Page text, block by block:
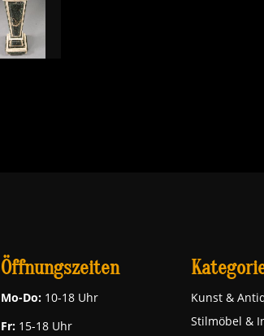
Öffnungszeiten
Mo-Do: 10-18 Uhr
Fr: 15-18 Uhr
Kunst &
Stilmöbel &